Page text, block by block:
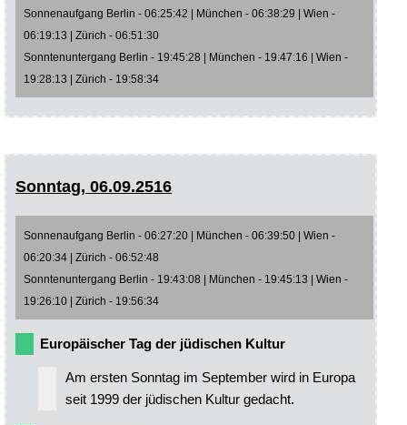
Sonnenaufgang Berlin - 06:25:42 | München - 06:38:29 | Wien -
06:19:13 | Zürich - 06:51:30
Sonntenuntergang Berlin - 19:45:28 | München - 19:47:16 | Wien -
19:28:13 | Zürich - 19:58:34
Sonntag, 06.09.2516
Sonnenaufgang Berlin - 06:27:20 | München - 06:39:50 | Wien -
06:20:34 | Zürich - 06:52:48
Sonntenuntergang Berlin - 19:43:08 | München - 19:45:13 | Wien -
19:26:10 | Zürich - 19:56:34
Europäischer Tag der jüdischen Kultur
Am ersten Sonntag im September wird in Europa
seit 1999 der jüdischen Kultur gedacht.